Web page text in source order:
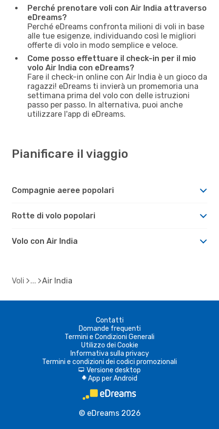
Perché prenotare voli con Air India attraverso
eDreams?
Perché eDreams confronta milioni di voli in base
alle tue esigenze, individuando così le migliori
offerte di volo in modo semplice e veloce.
Come posso effettuare il check-in per il mio
volo Air India con eDreams?
Fare il check-in online con Air India è un gioco da
ragazzi! eDreams ti invierà un promemoria una
settimana prima del volo con delle istruzioni
passo per passo. In alternativa, puoi anche
utilizzare l'app di eDreams.
Pianificare il viaggio
Compagnie aeree popolari
Rotte di volo popolari
Volo con Air India
Voli Air India
Contatti
Domande frequenti
Termini e Condizioni Generali
Utilizzo dei Cookie
Informativa sulla privacy
Termini e condizioni dei codici promozionali
d Versione desktop
A App per Android
© eDreams 2026